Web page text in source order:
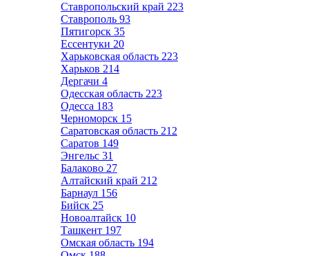
Ставропольский край 223
Ставрополь 93
Пятигорск 35
Ессентуки 20
Харьковская область 223
Харьков 214
Дергачи 4
Одесская область 223
Одесса 183
Черноморск 15
Саратовская область 212
Саратов 149
Энгельс 31
Балаково 27
Алтайский край 212
Барнаул 156
Бийск 25
Новоалтайск 10
Ташкент 197
Омская область 194